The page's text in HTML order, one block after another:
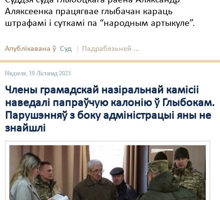
Аляксеенка працягвае глыбачан караць
штрафамі і суткамі па “народным артыкуле”.
Апублікавана ў Суд Падрабязьней ...
Нядзеля, 19 Лістапад 2023
Члены грамадскай назіральнай камісіі
наведалі папраўчую калонію ў Глыбокам.
Парушэнняў з боку адміністрацыі яны не
знайшлі
Мірныя сходы
Палітвязьні
Праваабаронцы
Правы дзіцяці
Пэнітэнцыярная сыстэма
Распальваньне варожасьці
Рознае
Свабода слова
Свабода сумленьня
Суд